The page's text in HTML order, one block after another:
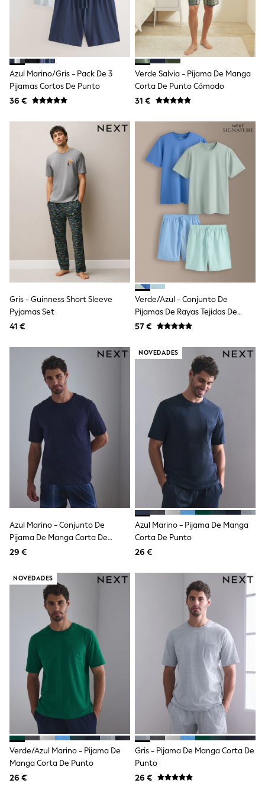
Shop all
Lilo & Stitch
Bluey
Disney
Peppa Pig
All Girls Sportwear
New In
Trainers
Hoodies & Sweatshirts
T-Shirts & Vests
Leggings
Swim
Nike
adidas
All Girls Brands
Nike
adidas
Smiggle
Lipsy Girl
River Island
Boden
Joules
Frugi
Baker by Ted Baker
Angel & Rocket
Occasionwear
Schoolwear
All Baby & Nursery
New in
Babygrows & Sleepsuits
Bodysuits
Sets & Outfits
Rompersuits & Dungarees
A-Z Brands
BOYS
50 - 92cm (0 - 24 months)
98 - 110cm (3 - 5 years)
116 - 134cm (6 - 9 years)
140 - 174cm (10 - 15+ years)
Trending: Top & Short Sets
Trending: Clogs
THE SET
Shop All Clothing
Coats & Jackets
T-Shirts
Sets & Outfits
Sweatshirts & Hoodies
Jumpers & Knitwear
Joggers
Trousers & Chinos
Babygrows & Sleepsuits
Bodysuits & Vests
Nightwear & Pyjamas
Shorts
Swimwear
Azul Marino/gris - Pack De 3
Pijamas Cortos De Punto
36 €
Verde Salvia - Pijama De Manga
Corta De Punto Cómodo
31 €
Gris - Guinness Short Sleeve
Pyjamas Set
41 €
Verde/azul - Conjunto De
Pijamas De Rayas Tejidas De
Mezcla De Lino, Pack De 2
57 €
Azul Marino - Conjunto De
Pijama De Manga Corta De
Punto A Cuadros
29 €
NOVEDADES
Azul Marino - Pijama De Manga
Corta De Punto
26 €
NOVEDADES
Verde/azul Marino - Pijama De
Manga Corta De Punto
26 €
Gris - Pijama De Manga Corta De
Punto
26 €